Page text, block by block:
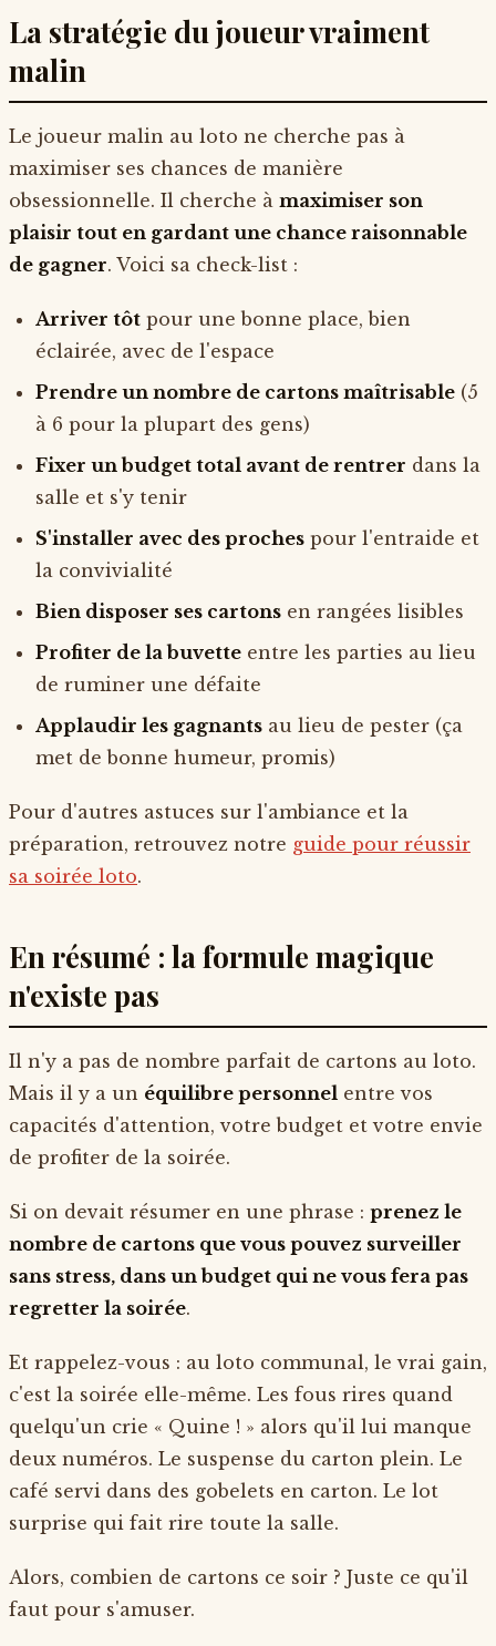
La stratégie du joueur vraiment
malin
Le joueur malin au loto ne cherche pas à
maximiser ses chances de manière
obsessionnelle. Il cherche à maximiser son
plaisir tout en gardant une chance raisonnable
de gagner. Voici sa check-list :
Arriver tôt pour une bonne place, bien
éclairée, avec de l'espace
Prendre un nombre de cartons maîtrisable (5
à 6 pour la plupart des gens)
Fixer un budget total avant de rentrer dans la
salle et s'y tenir
S'installer avec des proches pour l'entraide et
la convivialité
Bien disposer ses cartons en rangées lisibles
Profiter de la buvette entre les parties au lieu
de ruminer une défaite
Applaudir les gagnants au lieu de pester (ça
met de bonne humeur, promis)
Pour d'autres astuces sur l'ambiance et la
préparation, retrouvez notre guide pour réussir
sa soirée loto.
En résumé : la formule magique
n'existe pas
Il n'y a pas de nombre parfait de cartons au loto.
Mais il y a un équilibre personnel entre vos
capacités d'attention, votre budget et votre envie
de profiter de la soirée.
Si on devait résumer en une phrase : prenez le
nombre de cartons que vous pouvez surveiller
sans stress, dans un budget qui ne vous fera pas
regretter la soirée.
Et rappelez-vous : au loto communal, le vrai gain,
c'est la soirée elle-même. Les fous rires quand
quelqu'un crie « Quine ! » alors qu'il lui manque
deux numéros. Le suspense du carton plein. Le
café servi dans des gobelets en carton. Le lot
surprise qui fait rire toute la salle.
Alors, combien de cartons ce soir ? Juste ce qu'il
faut pour s'amuser.